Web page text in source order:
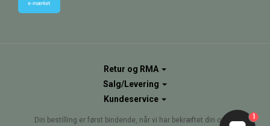
Retur og RMA
Salg/Levering
Kundeservice
Din bestilling er først bindende, når vi har bekræftet din ordre. 1